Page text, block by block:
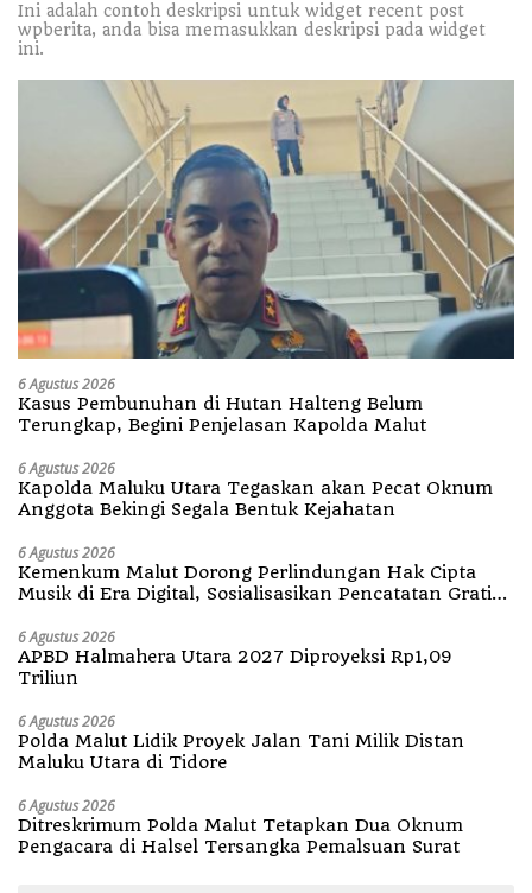
Ini adalah contoh deskripsi untuk widget recent post
wpberita, anda bisa memasukkan deskripsi pada widget
ini.
6 Agustus 2026
Kasus Pembunuhan di Hutan Halteng Belum
Terungkap, Begini Penjelasan Kapolda Malut
6 Agustus 2026
Kapolda Maluku Utara Tegaskan akan Pecat Oknum
Anggota Bekingi Segala Bentuk Kejahatan
6 Agustus 2026
Kemenkum Malut Dorong Perlindungan Hak Cipta
Musik di Era Digital, Sosialisasikan Pencatatan Gratis
6 Agustus 2026
APBD Halmahera Utara 2027 Diproyeksi Rp1,09
Triliun
6 Agustus 2026
Polda Malut Lidik Proyek Jalan Tani Milik Distan
Maluku Utara di Tidore
6 Agustus 2026
Ditreskrimum Polda Malut Tetapkan Dua Oknum
Pengacara di Halsel Tersangka Pemalsuan Surat